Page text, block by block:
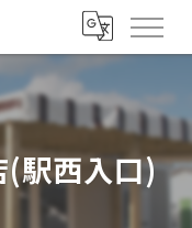
(駅西入口)